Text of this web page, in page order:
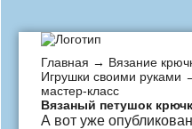
Главная → Вязание
Игрушки своими руками
мастер-класс
Вязаный петушок
А вот уже